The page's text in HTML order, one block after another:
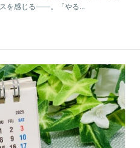
を感じる――。「やる...